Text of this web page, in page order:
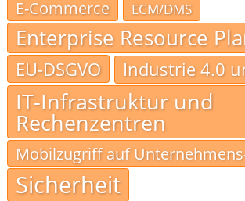
E-Commerce
ECM/DMS
Enterprise Resource
EU-DSGVO Industrie 4.0
IT-Infrastruktur und
Rechenzentren
Mobilzugriff auf
Sicherheit